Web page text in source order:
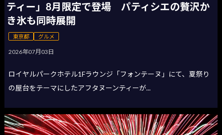
ティー」8月限定で登場 パティシエの贅沢か
き氷も同時展開
東京都 グルメ
2026年07月03日
ロイヤルパークホテル1Fラウンジ「フォンテーヌ」にて、夏祭り
の屋台をテーマにしたアフタヌーンティーが...